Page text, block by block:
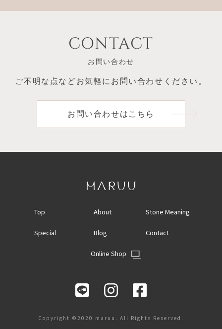
CONTACT
お問い合わせ
ご不明な点などお気軽にお問い合わせください。
お問い合わせはこちら
Top About Stone Meaning
Special Blog Contact
Online Shop
Copyright ©2020 maruu. All Rights Reserved.